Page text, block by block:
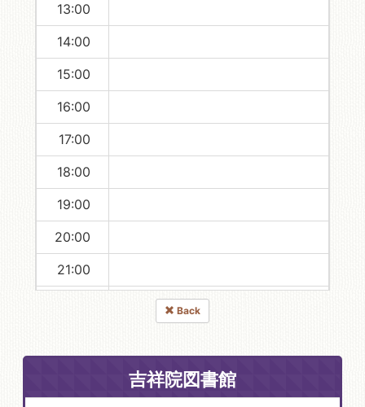
13:00
14:00
15:00
16:00
17:00
18:00
19:00
20:00
21:00
Back
吉祥院図書館